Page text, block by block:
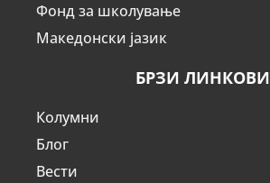
Фонд за школување
Македонски јазик
БРЗИ ЛИНКОВИ
Колумни
Блог
Вести